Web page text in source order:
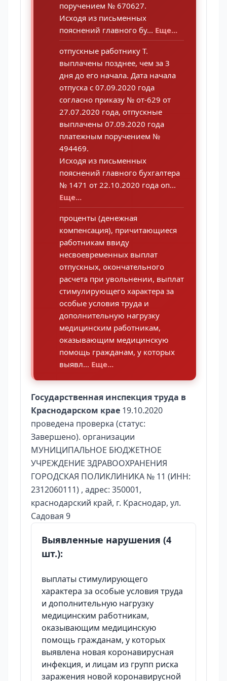
поручением № 670627.
Исходя из письменных
пояснений главного бу... Еще...
отпускные работнику Т.
выплачены позднее, чем за 3
дня до его начала. Дата начала
отпуска с 07.09.2020 года
согласно приказу № от-629 от
27.07.2020 года, отпускные
выплачены 07.09.2020 года
платежным поручением №
494469.
Исходя из письменных
пояснений главного бухгалтера
№ 1471 от 22.10.2020 года оп...
Еще...
проценты (денежная
компенсация), причитающиеся
работникам ввиду
несвоевременных выплат
отпускных, окончательного
расчета при увольнении, выплат
стимулирующего характера за
особые условия труда и
дополнительную нагрузку
медицинским работникам,
оказывающим медицинскую
помощь гражданам, у которых
выявл... Еще...
Государственная инспекция труда в
Краснодарском крае 19.10.2020
проведена проверка (статус:
Завершено). организации
МУНИЦИПАЛЬНОЕ БЮДЖЕТНОЕ
УЧРЕЖДЕНИЕ ЗДРАВООХРАНЕНИЯ
ГОРОДСКАЯ ПОЛИКЛИНИКА № 11 (ИНН:
2312060111) , адрес: 350001,
краснодарский край, г. Краснодар, ул.
Садовая 9
Выявленные нарушения (4
шт.):
выплаты стимулирующего
характера за особые условия труда
и дополнительную нагрузку
медицинским работникам,
оказывающим медицинскую
помощь гражданам, у которых
выявлена новая коронавирусная
инфекция, и лицам из групп риска
заражения новой коронавирусной